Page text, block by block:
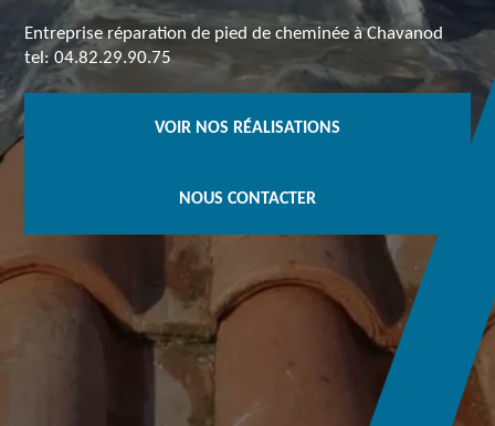
Entreprise réparation de pied de cheminée à Chavanod
tel: 04.82.29.90.75
VOIR NOS RÉALISATIONS
NOUS CONTACTER